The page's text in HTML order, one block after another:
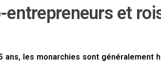
entrepreneurs et
ans, les monarchies sont généralement